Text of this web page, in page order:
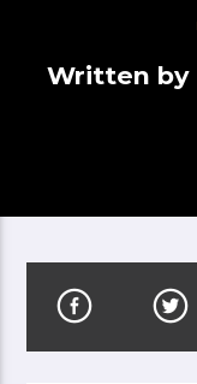
Written by